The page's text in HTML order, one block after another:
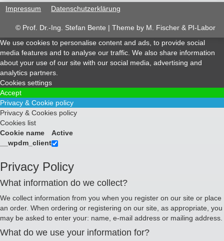
Impressum Datenschutzerklärung
© Prof. Dr.-Ing. Stefan Bente | Theme by M. Fischer & PI-Labor
We use cookies to personalise content and ads, to provide social
media features and to analyse our traffic. We also share information
about your use of our site with our social media, advertising and
analytics partners.
Cookies settings
Accept
Privacy & Cookie policy
Privacy & Cookies policy
Cookies list
Cookie name
Active
__wpdm_client
Privacy Policy
What information do we collect?
We collect information from you when you register on our site or place
an order. When ordering or registering on our site, as appropriate, you
may be asked to enter your: name, e-mail address or mailing address.
What do we use your information for?